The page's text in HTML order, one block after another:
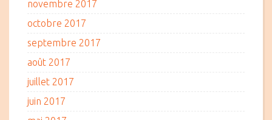
novembre 2017
octobre 2017
septembre 2017
août 2017
juillet 2017
juin 2017